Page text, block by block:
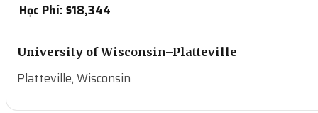
Học Phí: $18,344
University of Wisconsin–Platteville
Platteville, Wisconsin